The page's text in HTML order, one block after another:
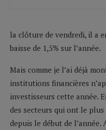
la clôture de vendredi, il a
baisse de 1,5% sur l’année.
Mais comme je l’ai déjà
institutions financières
investisseurs cette année.
des secteurs qui ont le
depuis le début de l’année.